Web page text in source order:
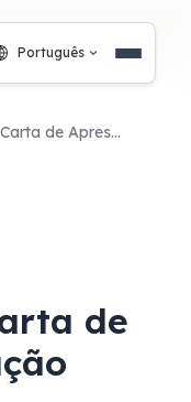
Português
Gerador de Carta de Apresentação
de